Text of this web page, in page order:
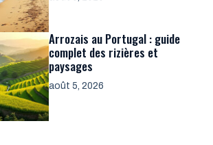
Arrozais au Portugal : guide
complet des rizières et
paysages
août 5, 2026